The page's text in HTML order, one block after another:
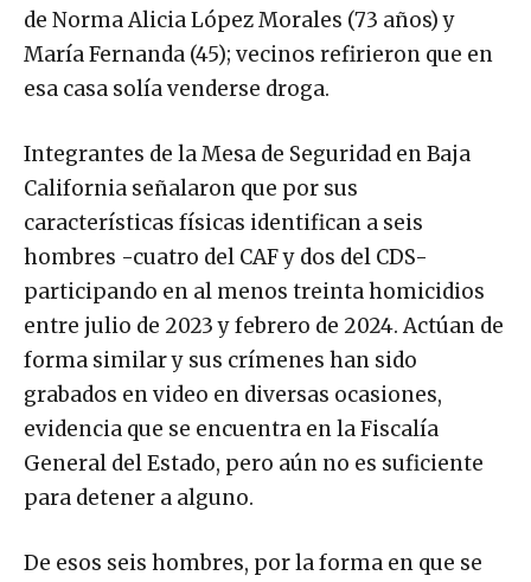
de Norma Alicia López Morales (73 años) y
María Fernanda (45); vecinos refirieron que en
esa casa solía venderse droga.
Integrantes de la Mesa de Seguridad en Baja
California señalaron que por sus
características físicas identifican a seis
hombres -cuatro del CAF y dos del CDS-
participando en al menos treinta homicidios
entre julio de 2023 y febrero de 2024. Actúan de
forma similar y sus crímenes han sido
grabados en video en diversas ocasiones,
evidencia que se encuentra en la Fiscalía
General del Estado, pero aún no es suficiente
para detener a alguno.
De esos seis hombres, por la forma en que se